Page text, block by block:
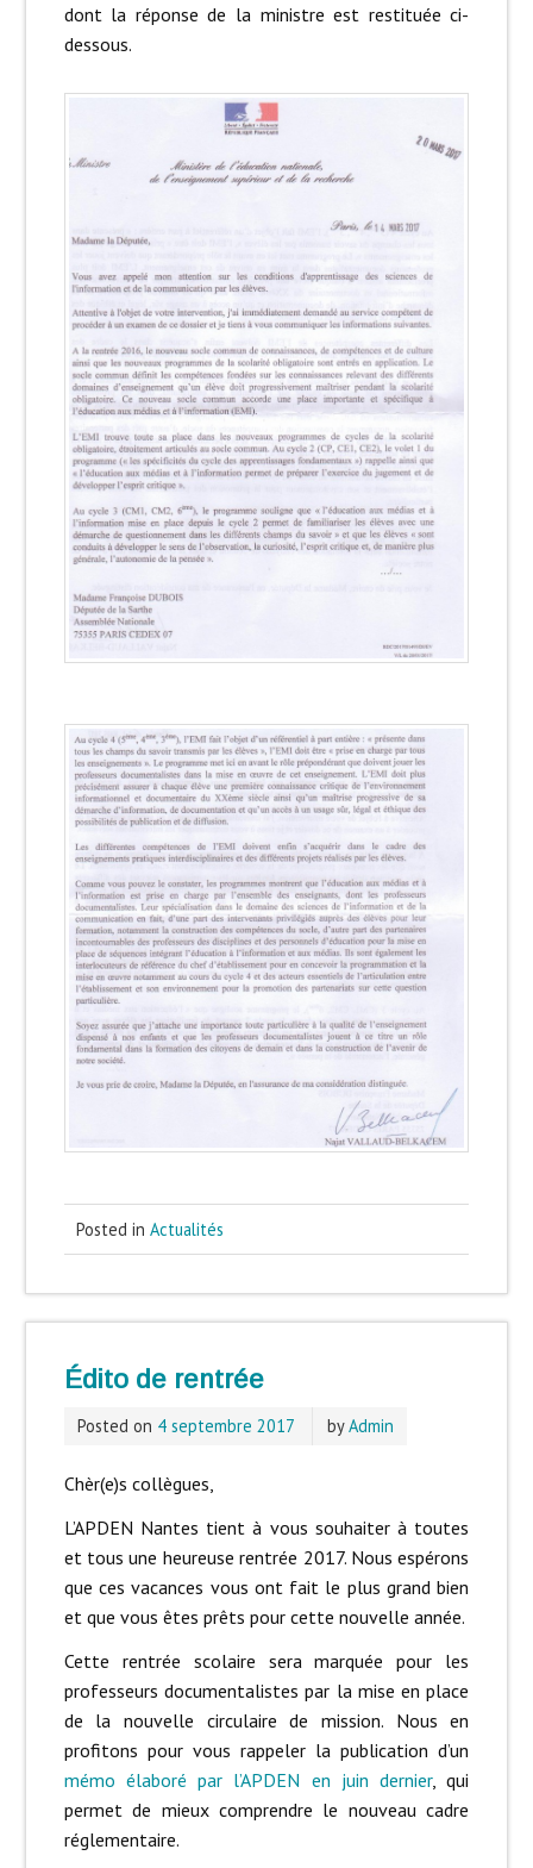
dont la réponse de la ministre est restituée ci-
dessous.
Posted in Actualités
Édito de rentrée
Posted on 4 septembre 2017 byAdmin
Chèr(e)s collègues,
L’APDEN Nantes tient à vous souhaiter à toutes
et tous une heureuse rentrée 2017. Nous espérons
que ces vacances vous ont fait le plus grand bien
et que vous êtes prêts pour cette nouvelle année.
Cette rentrée scolaire sera marquée pour les
professeurs documentalistes par la mise en place
de la nouvelle circulaire de mission. Nous en
profitons pour vous rappeler la publication d’un
mémo élaboré par l’APDEN en juin dernier, qui
permet de mieux comprendre le nouveau cadre
réglementaire.